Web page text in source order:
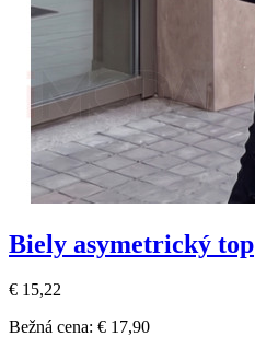
Biely asymetrický top
€ 15,22
Bežná cena: € 17,90